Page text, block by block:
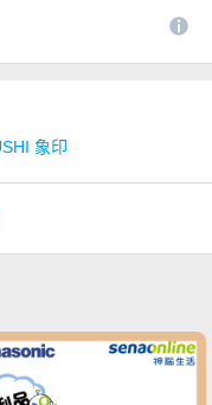
象印